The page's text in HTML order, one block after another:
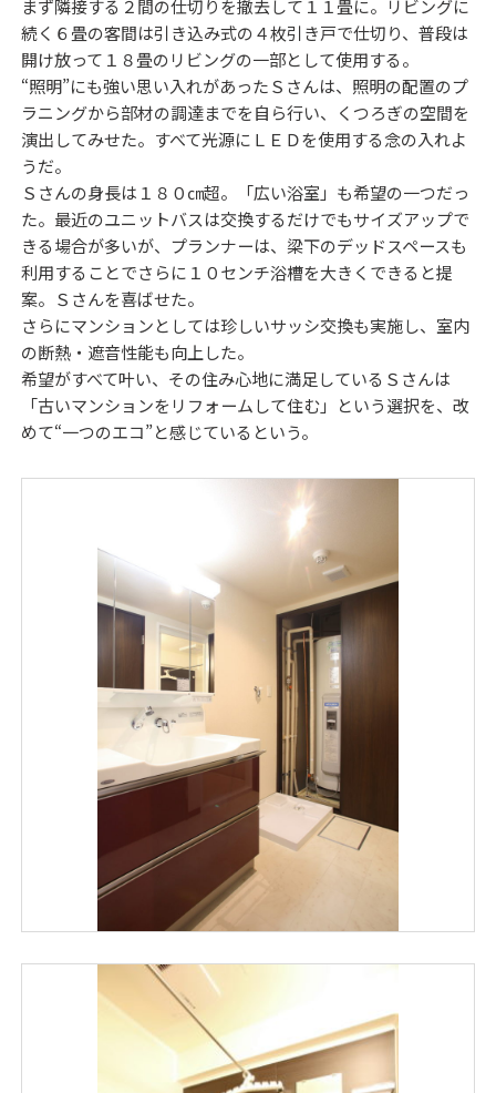
まず隣接する２間の仕切りを撤去して１１畳に。リビングに
続く６畳の客間は引き込み式の４枚引き戸で仕切り、普段は
開け放って１８畳のリビングの一部として使用する。
“照明”にも強い思い入れがあったＳさんは、照明の配置のプ
ラニングから部材の調達までを自ら行い、くつろぎの空間を
演出してみせた。すべて光源にＬＥＤを使用する念の入れよ
うだ。
Ｓさんの身長は１８０㎝超。「広い浴室」も希望の一つだっ
た。最近のユニットバスは交換するだけでもサイズアップで
きる場合が多いが、プランナーは、梁下のデッドスペースも
利用することでさらに１０センチ浴槽を大きくできると提
案。Ｓさんを喜ばせた。
さらにマンションとしては珍しいサッシ交換も実施し、室内
の断熱・遮音性能も向上した。
希望がすべて叶い、その住み心地に満足しているＳさんは
「古いマンションをリフォームして住む」という選択を、改
めて“一つのエコ”と感じているという。